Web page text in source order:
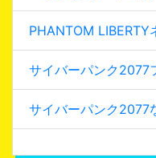
PHANTOM LIBERTY
サイバーパンク2077
サイバーパンク2077